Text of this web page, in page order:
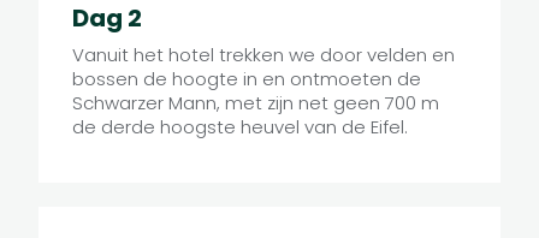
Dag 2
Vanuit het hotel trekken we door velden en
bossen de hoogte in en ontmoeten de
Schwarzer Mann, met zijn net geen 700 m
de derde hoogste heuvel van de Eifel.